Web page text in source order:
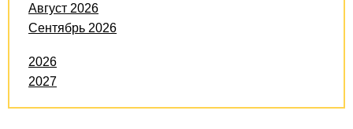
Август 2026
Сентябрь 2026
2026
2027